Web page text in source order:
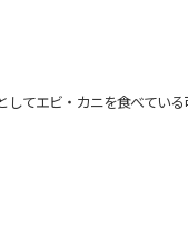
てエビ・カニを食べている